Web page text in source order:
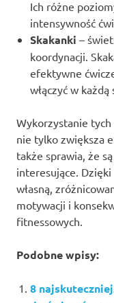
Ich różne
intensywność
Skakanki –
koordynacji.
efektywne
włączyć w
Wykorzystanie
nie tylko zwiększa
także sprawia, że
interesujące.
własną,
motywacji i
fitnessowych.
Podobne wpisy:
8